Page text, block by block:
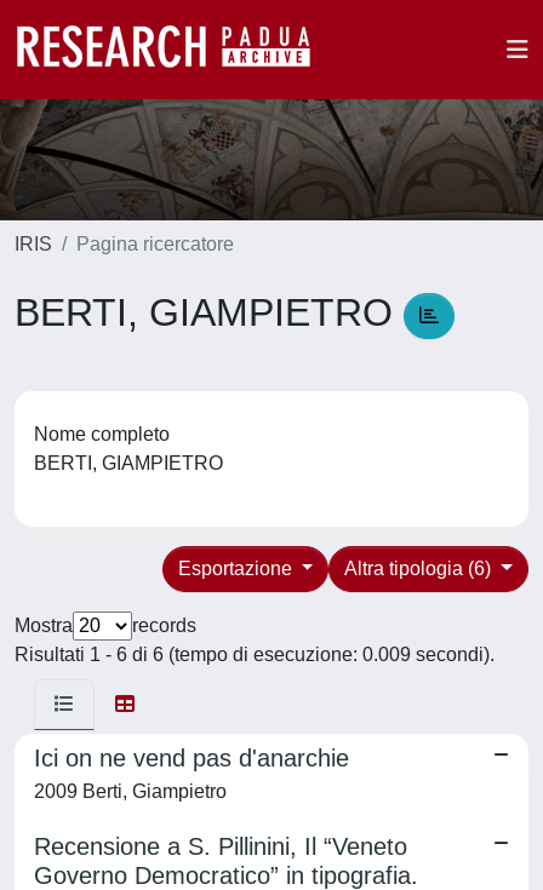
IRIS Pagina ricercatore
BERTI, GIAMPIETRO
Nome completo
BERTI, GIAMPIETRO
Altra tipologia (6)
Esportazione
Mostra
records
Risultati 1 - 6 di 6 (tempo di esecuzione: 0.009 secondi).
Ici on ne vend pas d'anarchie
2009 Berti, Giampietro
Recensione a S. Pillinini, Il “Veneto
Governo Democratico” in tipografia.